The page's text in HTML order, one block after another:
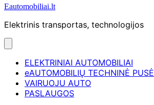
Eautomobiliai.lt
Elektrinis transportas, technologijos
ELEKTRINIAI AUTOMOBILIAI
eAUTOMOBILIŲ TECHNINĖ PUSĖ
VAIRUOJU AUTO
PASLAUGOS